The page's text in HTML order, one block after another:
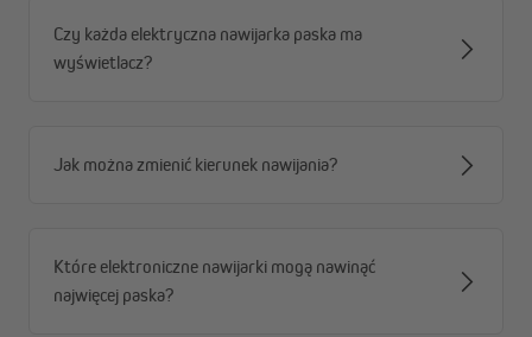
Czy każda elektryczna nawijarka paska ma
wyświetlacz?
Jak można zmienić kierunek nawijania?
Które elektroniczne nawijarki mogą nawinąć
najwięcej paska?